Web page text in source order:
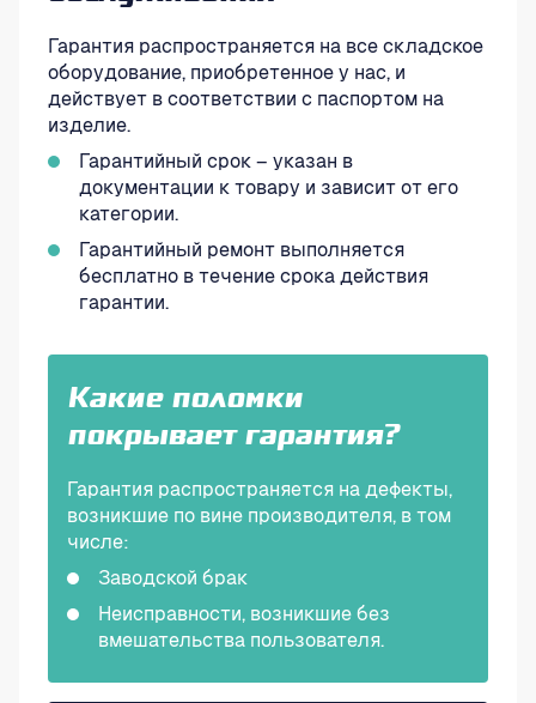
Гарантия распространяется на все складское
оборудование, приобретенное у нас, и
действует в соответствии с паспортом на
изделие.
Гарантийный срок – указан в
документации к товару и зависит от его
категории.
Гарантийный ремонт выполняется
бесплатно в течение срока действия
гарантии.
Какие поломки
покрывает гарантия?
Гарантия распространяется на дефекты,
возникшие по вине производителя, в том
числе:
Заводской брак
Неисправности, возникшие без
вмешательства пользователя.